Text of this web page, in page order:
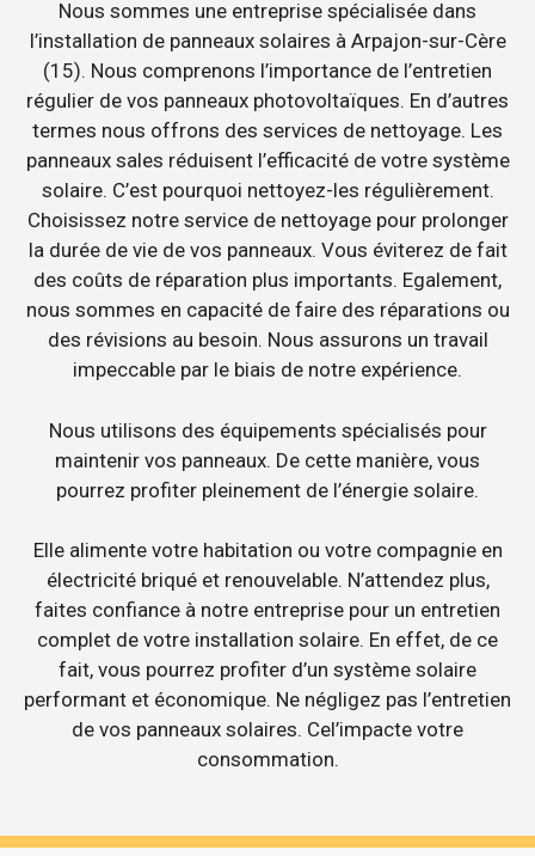
Nous sommes une entreprise spécialisée dans
l’installation de panneaux solaires à Arpajon-sur-Cère
(15). Nous comprenons l’importance de l’entretien
régulier de vos panneaux photovoltaïques. En d’autres
termes nous offrons des services de nettoyage. Les
panneaux sales réduisent l’efficacité de votre système
solaire. C’est pourquoi nettoyez-les régulièrement.
Choisissez notre service de nettoyage pour prolonger
la durée de vie de vos panneaux. Vous éviterez de fait
des coûts de réparation plus importants. Egalement,
nous sommes en capacité de faire des réparations ou
des révisions au besoin. Nous assurons un travail
impeccable par le biais de notre expérience.
Nous utilisons des équipements spécialisés pour
maintenir vos panneaux. De cette manière, vous
pourrez profiter pleinement de l’énergie solaire.
Elle alimente votre habitation ou votre compagnie en
électricité briqué et renouvelable. N’attendez plus,
faites confiance à notre entreprise pour un entretien
complet de votre installation solaire. En effet, de ce
fait, vous pourrez profiter d’un système solaire
performant et économique. Ne négligez pas l’entretien
de vos panneaux solaires. Cel’impacte votre
consommation.